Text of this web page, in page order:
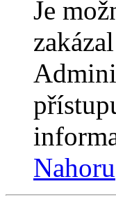
Je
Nahoru